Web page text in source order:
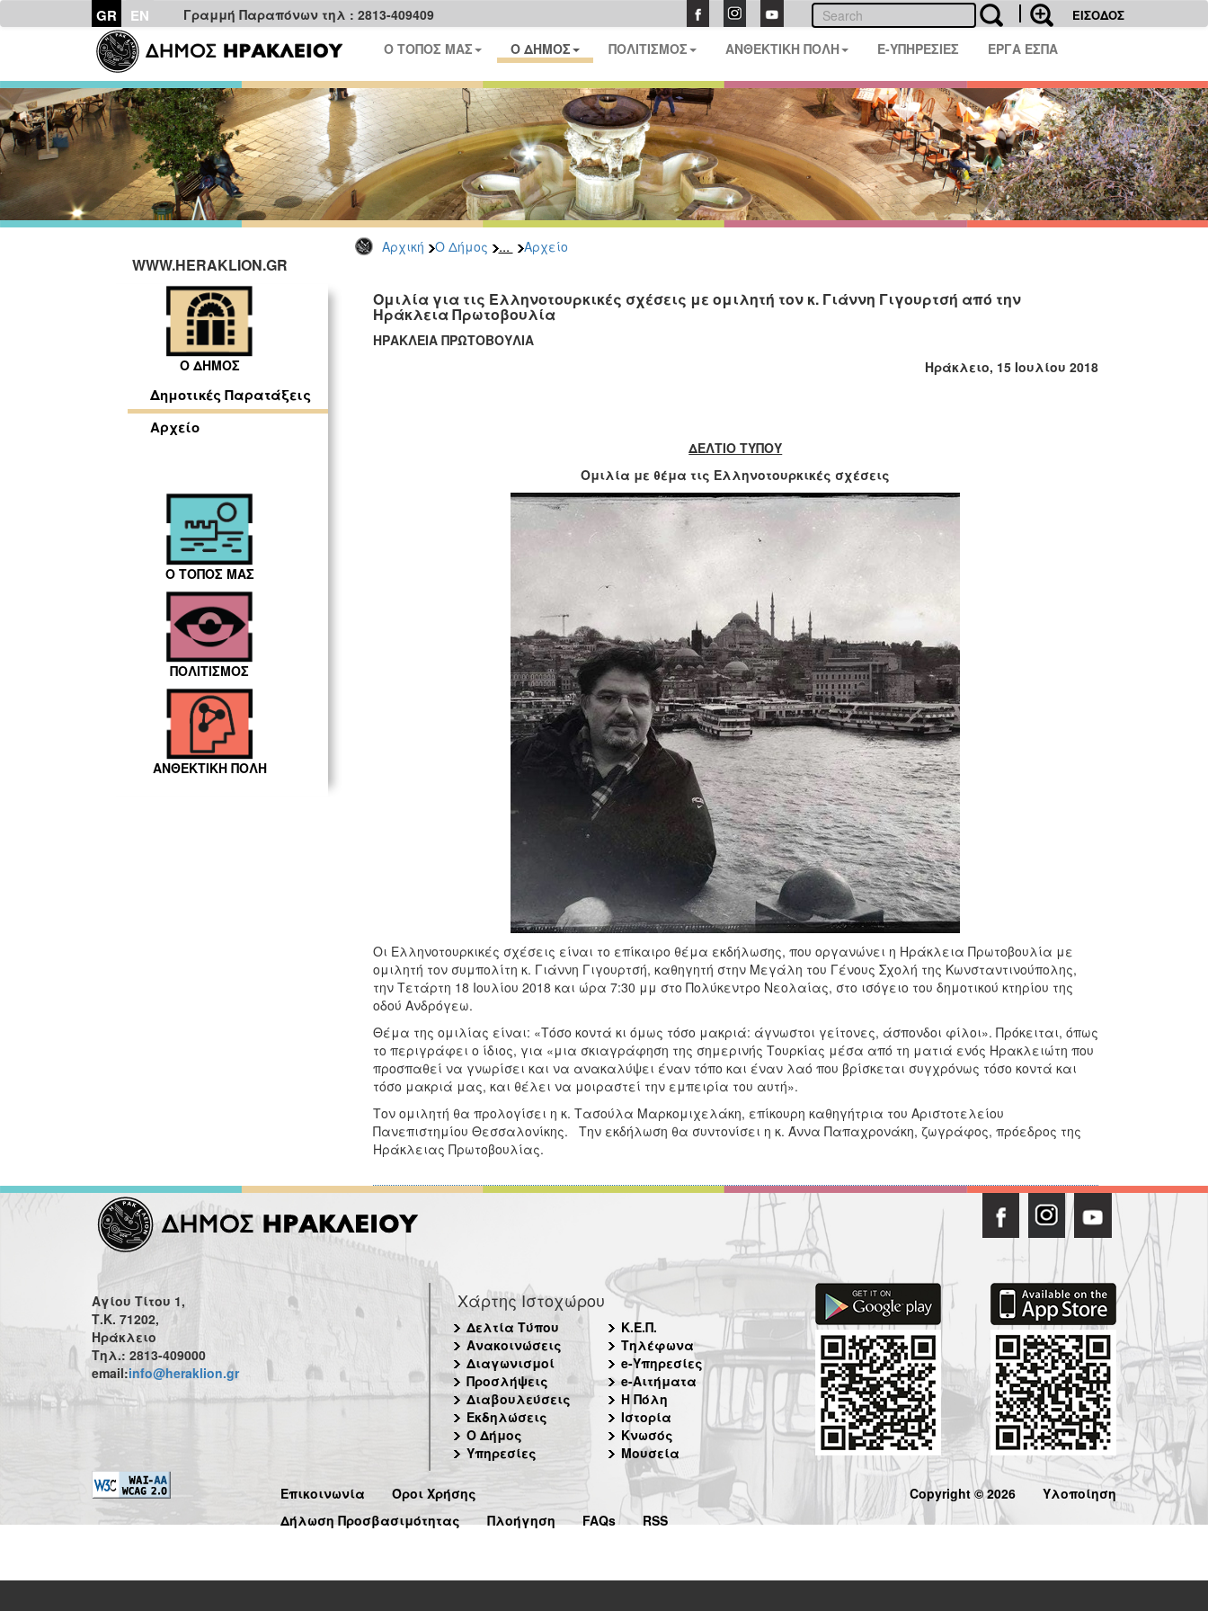
GR EN Γραμμή Παραπόνων τηλ : 2813-409409 ΕΙΣΟΔΟΣ
Ο ΤΟΠΟΣ ΜΑΣ Ο ΔΗΜΟΣ ΠΟΛΙΤΙΣΜΟΣ ΑΝΘΕΚΤΙΚΗ ΠΟΛΗ E-ΥΠΗΡΕΣΙΕΣ ΕΡΓΑ ΕΣΠΑ
Αρχική Ο Δήμος ... Αρχείο
WWW.HERAKLION.GR
Ο ΔΗΜΟΣ
Δημοτικές Παρατάξεις
Αρχείο
Ο ΤΟΠΟΣ ΜΑΣ
ΠΟΛΙΤΙΣΜΟΣ
ΑΝΘΕΚΤΙΚΗ ΠΟΛΗ
Ομιλία για τις Ελληνοτουρκικές σχέσεις με ομιλητή τον κ. Γιάννη Γιγουρτσή από την
Ηράκλεια Πρωτοβουλία
ΗΡΑΚΛΕΙΑ ΠΡΩΤΟΒΟΥΛΙΑ
Ηράκλειο, 15 Ιουλίου 2018
ΔΕΛΤΙΟ ΤΥΠΟΥ
Ομιλία με θέμα τις Ελληνοτουρκικές σχέσεις
Οι Ελληνοτουρκικές σχέσεις είναι το επίκαιρο θέμα εκδήλωσης, που οργανώνει η Ηράκλεια Πρωτοβουλία με
ομιλητή τον συμπολίτη κ. Γιάννη Γιγουρτσή, καθηγητή στην Μεγάλη του Γένους Σχολή της Κωνσταντινούπολης,
την Τετάρτη 18 Ιουλίου 2018 και ώρα 7:30 μμ στο Πολύκεντρο Νεολαίας, στο ισόγειο του δημοτικού κτηρίου της
οδού Ανδρόγεω.
Θέμα της ομιλίας είναι: «Τόσο κοντά κι όμως τόσο μακριά: άγνωστοι γείτονες, άσπονδοι φίλοι». Πρόκειται, όπως
το περιγράφει ο ίδιος, για «μια σκιαγράφηση της σημερινής Τουρκίας μέσα από τη ματιά ενός Ηρακλειώτη που
προσπαθεί να γνωρίσει και να ανακαλύψει έναν τόπο και έναν λαό που βρίσκεται συγχρόνως τόσο κοντά και
τόσο μακριά μας, και θέλει να μοιραστεί την εμπειρία του αυτή».
Τον ομιλητή θα προλογίσει η κ. Τασούλα Μαρκομιχελάκη, επίκουρη καθηγήτρια του Αριστοτελείου
Πανεπιστημίου Θεσσαλονίκης. Την εκδήλωση θα συντονίσει η κ. Άννα Παπαχρονάκη, ζωγράφος, πρόεδρος της
Ηράκλειας Πρωτοβουλίας.
Αγίου Τίτου 1,
Τ.Κ. 71202,
Ηράκλειο
Τηλ.: 2813-409000
email:info@heraklion.gr
Χάρτης Ιστοχώρου
Δελτία Τύπου
Ανακοινώσεις
Διαγωνισμοί
Προσλήψεις
Διαβουλεύσεις
Εκδηλώσεις
Ο Δήμος
Υπηρεσίες
Κ.Ε.Π.
Τηλέφωνα
e-Υπηρεσίες
e-Αιτήματα
Η Πόλη
Ιστορία
Κνωσός
Μουσεία
Επικοινωνία
Όροι Χρήσης
Δήλωση Προσβασιμότητας
Πλοήγηση FAQs RSS
Copyright © 2026 Υλοποίηση